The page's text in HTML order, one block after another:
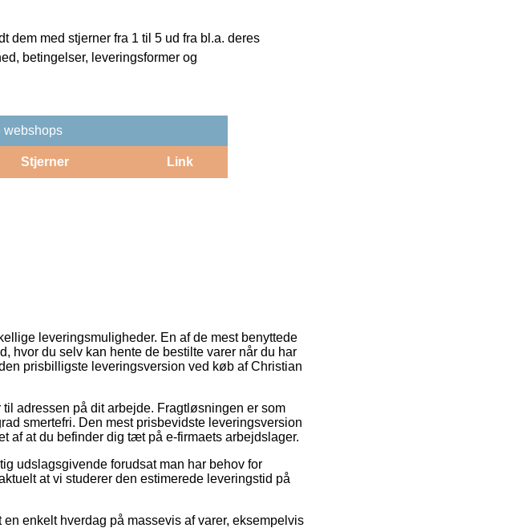
dem med stjerner fra 1 til 5 ud fra bl.a. deres
betingelser, leveringsformer og
webshops
Stjerner Link
leveringsmuligheder. En af de mest benyttede
hvor du selv kan hente de bestilte varer når du har
prisbilligste leveringsversion ved køb af Christian
adressen på dit arbejde. Fragtløsningen er som
smertefri. Den mest prisbevidste leveringsversion
af at du befinder dig tæt på e-firmaets arbejdslager.
udslagsgivende forudsat man har behov for
at vi studerer den estimerede leveringstid på
enkelt hverdag på massevis af varer, eksempelvis